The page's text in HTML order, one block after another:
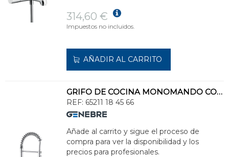
314,60 €
Impuestos no incluidos.
AÑADIR AL CARRITO
GRIFO DE COCINA MONOMANDO CON MUELLE TAU CROMADO
REF: 65211 18 45 66
Añade al carrito y sigue el proceso de
compra para ver la disponibilidad y los
precios para profesionales.